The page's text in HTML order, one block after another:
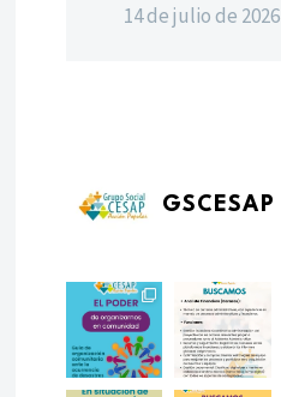
14 de julio de 2026
GSCESAP